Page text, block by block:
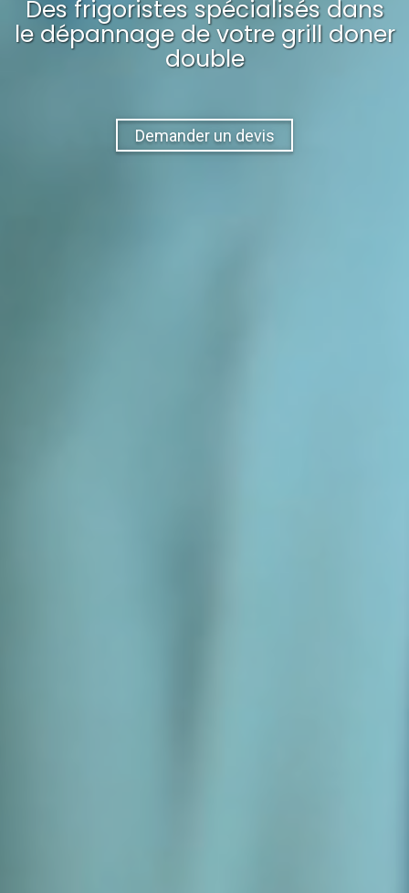
Des frigoristes spécialisés dans
le dépannagede votre grill doner
double
Demander un devis